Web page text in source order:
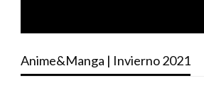
Anime&Manga | Invierno 2021